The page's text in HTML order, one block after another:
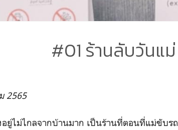
#01 ร้านลับวันแม่
2565
ยู่ไม่ไกลจากบ้านมาก เป็นร้านที่ตอนที่แม่ขับร